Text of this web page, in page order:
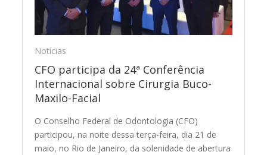
Notícias
CFO participa da 24ª Conferência
Internacional sobre Cirurgia Buco-
Maxilo-Facial
O Conselho Federal de Odontologia (CFO)
participou, na noite dessa terça-feira, dia 21 de
maio, no Rio de Janeiro, da solenidade de abertura